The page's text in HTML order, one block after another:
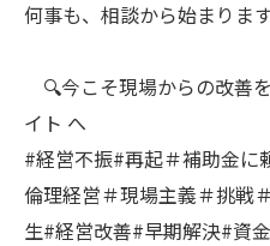
何事も、相談から始まります
🔍今こそ現場からの改善
イト へ
#経営不振#再起＃補助金に
倫理経営＃現場主義＃挑戦
生#経営改善#早期解決#資